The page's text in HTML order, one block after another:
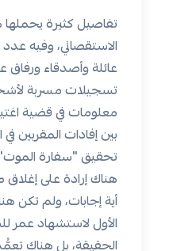
تفاصيل كثيرة
الاستقصائي، وفيه
عائلة وأصدقاء ورفاق
تسجيلات مسربة
معلومات في قضية
بين إفادات المقربين
تحقيق "سفارة
هناك إرادة على
أية إجابات، ولم تكن
الأول لاستشهاد